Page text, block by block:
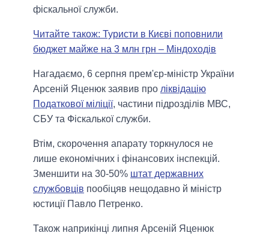
фіскальної служби.
Читайте також: Туристи в Києві поповнили
бюджет майже на 3 млн грн – Міндоходів
Нагадаємо, 6 серпня прем'єр-міністр України
Арсеній Яценюк заявив про ліквідацію
Податкової міліції, частини підрозділів МВС,
СБУ та Фіскалької служби.
Втім, скорочення апарату торкнулося не
лише економічних і фінансових інспекцій.
Зменшити на 30-50% штат державних
службовців пообіцяв нещодавно й міністр
юстиції Павло Петренко.
Також наприкінці липня Арсеній Яценюк